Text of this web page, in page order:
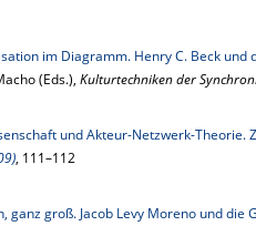
im Diagramm. Henry C. Beck und
(Eds.), Kulturtechniken der
und Akteur-Netzwerk-Theorie.
, 111–112
ganz groß. Jacob Levy Moreno und